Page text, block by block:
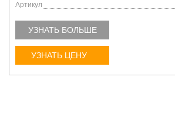
Артикул
УЗНАТЬ БОЛЬШЕ
УЗНАТЬ ЦЕНУ